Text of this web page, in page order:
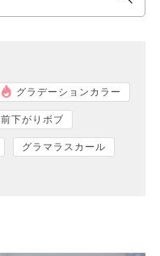
グラデーションカラー
前下がりボブ
グラマラスカール